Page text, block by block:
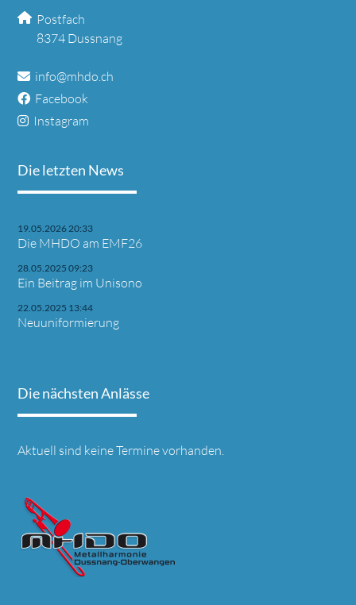
Postfach
8374 Dussnang
info@mhdo.ch
Facebook
Instagram
Die letzten News
19.05.2026 20:33
Die MHDO am EMF26
28.05.2025 09:23
Ein Beitrag im Unisono
22.05.2025 13:44
Neuuniformierung
Die nächsten Anlässe
Aktuell sind keine Termine vorhanden.